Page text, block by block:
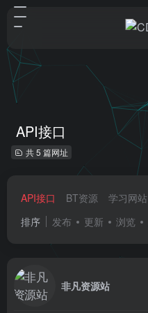
API接口
共 5 篇网址
API接口 BT资源 学习网站
排序
发布 更新 浏览
非凡资源站